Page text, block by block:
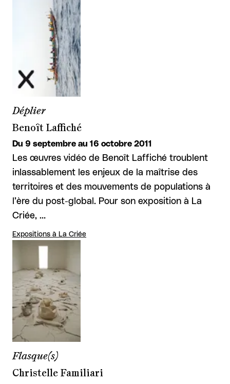
Déplier
Benoît Laffiché
Du 9 septembre au 16 octobre 2011
Les œuvres vidéo de Benoît Laffiché troublent
inlassablement les enjeux de la maîtrise des
territoires et des mouvements de populations à
l’ère du post-global. Pour son exposition à La
Criée, …
Expositions à La Criée
Flasque(s)
Christelle Familiari